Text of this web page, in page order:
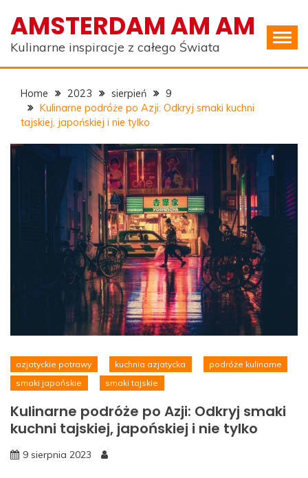
content
AMSTERDAM AM AM
Kulinarne inspiracje z całego Świata
Home 2023 sierpień
9
Kulinarne podróże po Azji: Odkryj smaki kuchni
tajskiej, japońskiej i nie tylko
azjatyckie potrawy kuchnia azjatycka
podróże kulinarne
smaki japońskie
smaki tajskie
Kulinarne podróże po Azji: Odkryj smaki
kuchni tajskiej, japońskiej i nie tylko
9 sierpnia 2023